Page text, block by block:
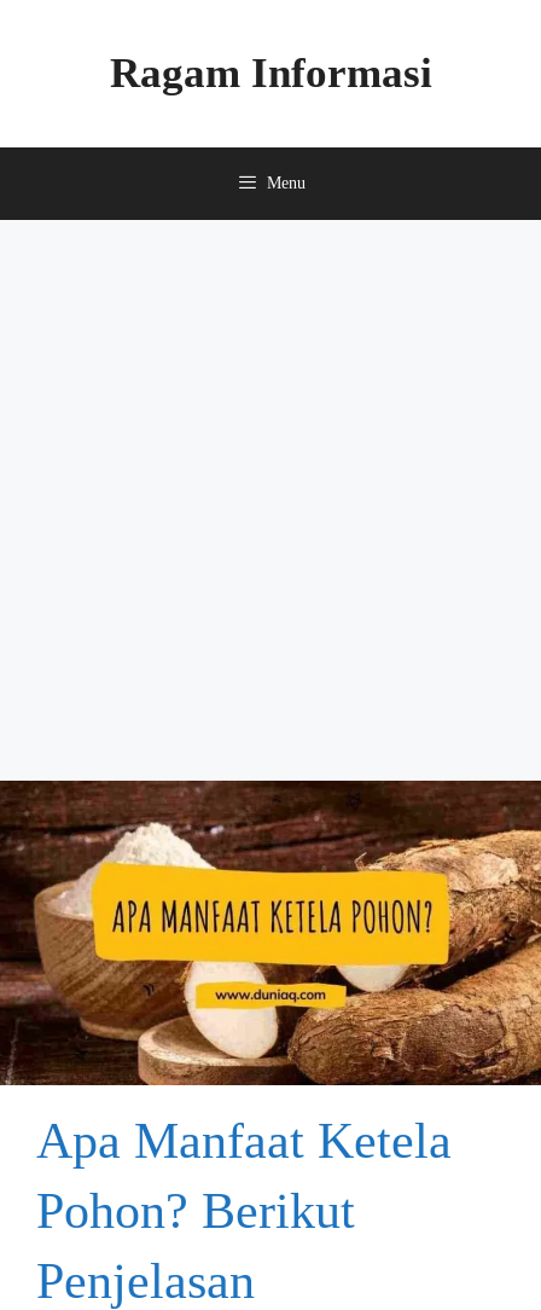
Ragam Informasi
Menu
Apa Manfaat Ketela
Pohon? Berikut
Penjelasan